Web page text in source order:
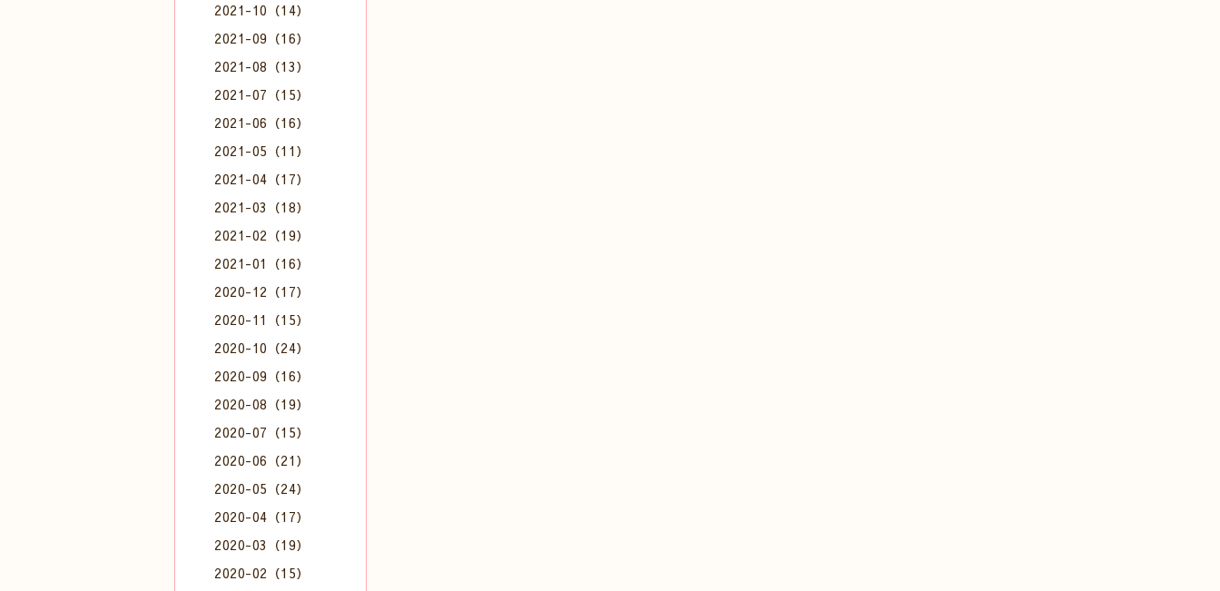
2021-10（14）
2021-09（16）
2021-08（13）
2021-07（15）
2021-06（16）
2021-05（11）
2021-04（17）
2021-03（18）
2021-02（19）
2021-01（16）
2020-12（17）
2020-11（15）
2020-10（24）
2020-09（16）
2020-08（19）
2020-07（15）
2020-06（21）
2020-05（24）
2020-04（17）
2020-03（19）
2020-02（15）